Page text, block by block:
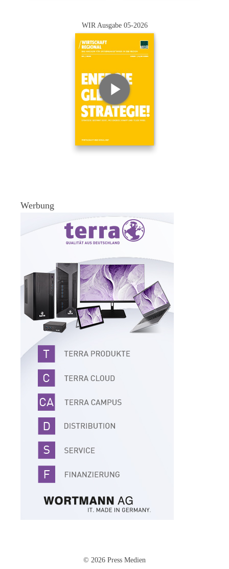
WIR Ausgabe 05-2026
Werbung
© 2026 Press Medien